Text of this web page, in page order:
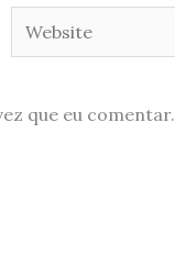
Website
que eu comentar.